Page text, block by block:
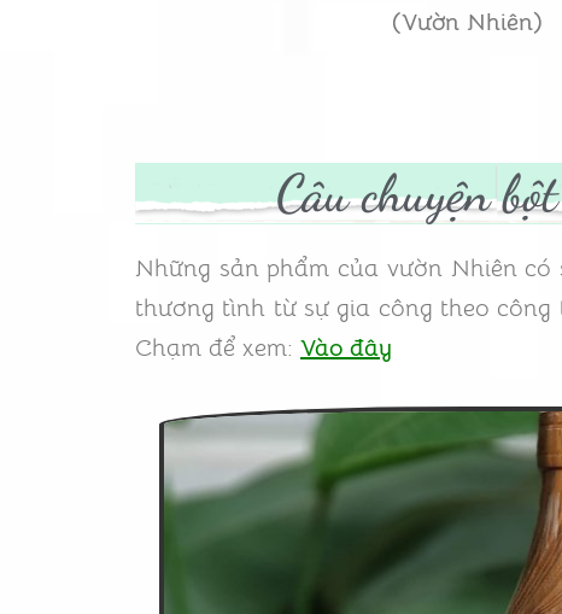
(Vườn Nhiên)
Câu chuyện
Những sản phẩm của vườn Nhiên
thương tình từ sự gia công theo
Chạm để xem: Vào đây